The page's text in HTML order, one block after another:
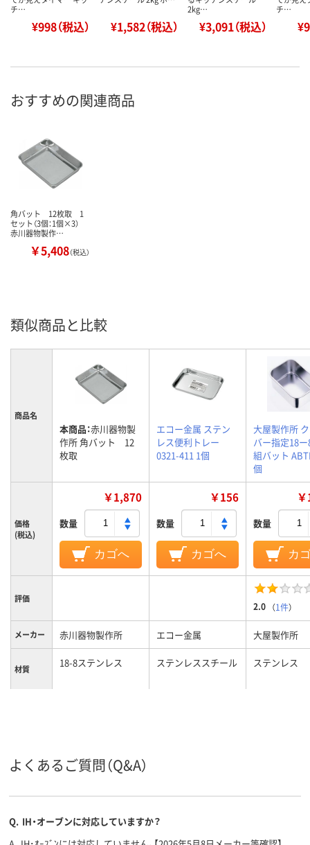
チ…
¥998（税込） ¥1,582（税込）
2kg…
¥3,091（税込）
チ…
おすすめの関連商品
角バット 12枚取 1
セット（3個：1個×3）
赤川器物製作…
￥5,408（税込）
類似商品と比較
商品名
本商品：赤川器物製
作所 角バット 12
枚取
エコー金属 ステン
レス便利トレー
0321-411 1個
大屋製作所
バー指定18
組バット
個
価格
(税込)
￥1,870
数量
カゴへ
￥156
数量
カゴへ
数量
カ
評価
2.0 （1件）
メーカー 赤川器物製作所 エコー金属 大屋製作所
材質 18-8ステンレス ステンレススチール ステンレス
よくあるご質問（Q&A）
Q. IH・オーブンに対応していますか？